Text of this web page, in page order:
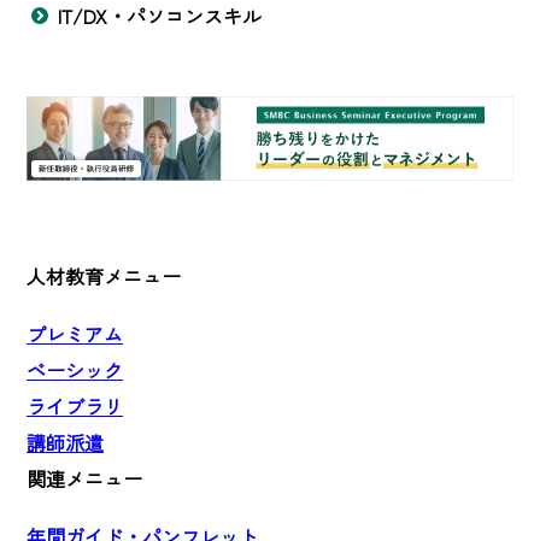
IT/DX・パソコンスキル
人材教育メニュー
プレミアム
ベーシック
ライブラリ
講師派遣
関連メニュー